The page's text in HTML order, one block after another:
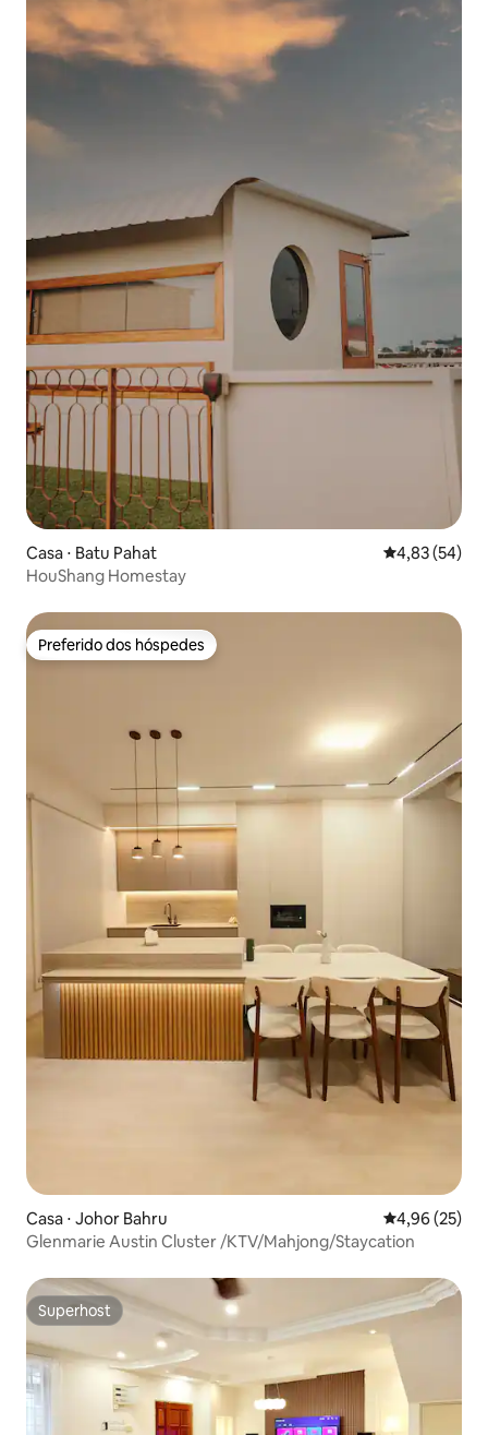
Casa ⋅ Batu Pahat 4,83 de uma
4,83 (54)
HouShang Homestay
Preferido dos hóspedes
Preferido dos hóspedes
Casa ⋅ Johor Bahru 4,96 de uma
4,96 (25)
Glenmarie Austin Cluster /KTV/Mahjong/Staycation
Superhost
Superhost